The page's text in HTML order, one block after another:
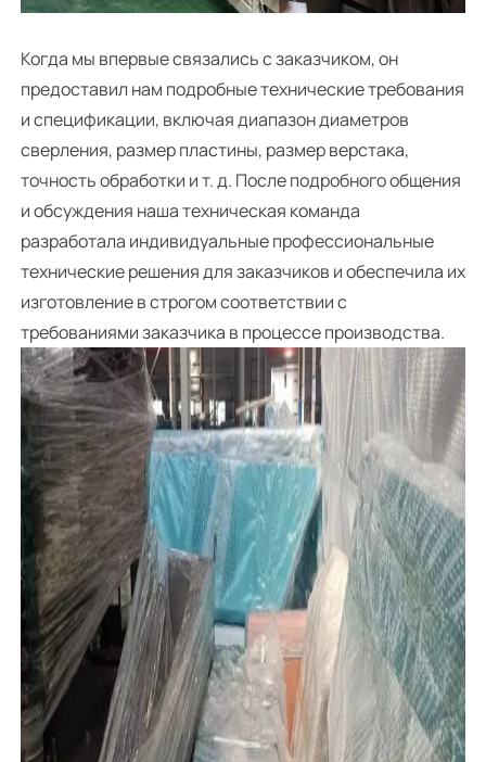
Когда мы впервые связались с заказчиком, он
предоставил нам подробные технические требования
и спецификации, включая диапазон диаметров
сверления, размер пластины, размер верстака,
точность обработки и т. д. После подробного общения
и обсуждения наша техническая команда
разработала индивидуальные профессиональные
технические решения для заказчиков и обеспечила их
изготовление в строгом соответствии с
требованиями заказчика в процессе производства.